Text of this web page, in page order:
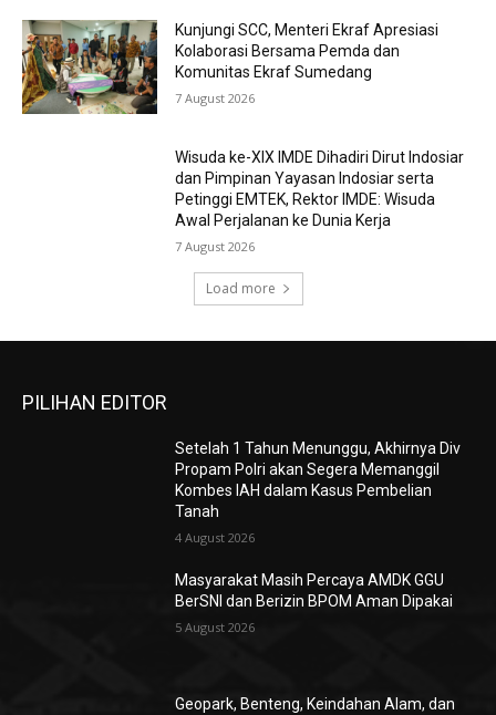
Kunjungi SCC, Menteri Ekraf Apresiasi
Kolaborasi Bersama Pemda dan
Komunitas Ekraf Sumedang
7 August 2026
Wisuda ke-XIX IMDE Dihadiri Dirut Indosiar
dan Pimpinan Yayasan Indosiar serta
Petinggi EMTEK, Rektor IMDE: Wisuda
Awal Perjalanan ke Dunia Kerja
7 August 2026
Load more
PILIHAN EDITOR
Setelah 1 Tahun Menunggu, Akhirnya Div
Propam Polri akan Segera Memanggil
Kombes IAH dalam Kasus Pembelian
Tanah
4 August 2026
Masyarakat Masih Percaya AMDK GGU
BerSNI dan Berizin BPOM Aman Dipakai
5 August 2026
Geopark, Benteng, Keindahan Alam, dan